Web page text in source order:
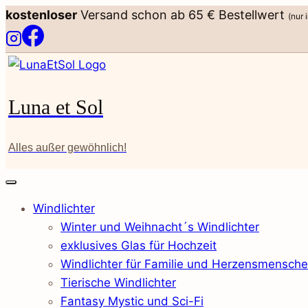
Zum
Inhalt
springen
kostenloser Versand schon ab 65 € Bestellwert (nur
Luna et Sol
Alles außer gewöhnlich!
Windlichter
Winter und Weihnacht´s Windlichter
exklusives Glas für Hochzeit
Windlichter für Familie und
Tierische Windlichter
Fantasy Mystic und Sci-Fi